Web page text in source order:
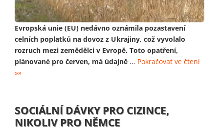
Evropská unie (EU) nedávno oznámila pozastavení
celních poplatků na dovoz z Ukrajiny, což vyvolalo
rozruch mezi zemědělci v Evropě. Toto opatření,
plánované pro červen, má údajně ... Pokračovat ve čtení
»»
SOCIÁLNÍ DÁVKY PRO CIZINCE,
NIKOLIV PRO NĚMCE